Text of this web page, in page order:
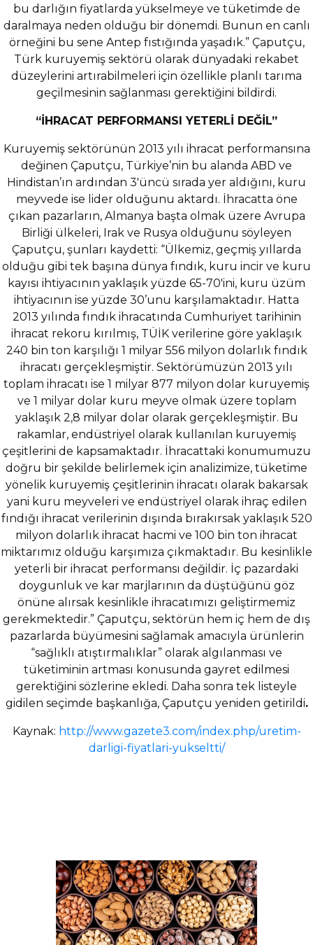
bu darlığın fiyatlarda yükselmeye ve tüketimde de
daralmaya neden olduğu bir dönemdi. Bunun en canlı
örneğini bu sene Antep fıstığında yaşadık.” Çaputçu,
Türk kuruyemiş sektörü olarak dünyadaki rekabet
düzeylerini artırabilmeleri için özellikle planlı tarıma
geçilmesinin sağlanması gerektiğini bildirdi.
“İHRACAT PERFORMANSI YETERLİ DEĞİL”
Kuruyemiş sektörünün 2013 yılı ihracat performansına
değinen Çaputçu, Türkiye’nin bu alanda ABD ve
Hindistan’ın ardından 3′üncü sırada yer aldığını, kuru
meyvede ise lider olduğunu aktardı. İhracatta öne
çıkan pazarların, Almanya başta olmak üzere Avrupa
Birliği ülkeleri, Irak ve Rusya olduğunu söyleyen
Çaputçu, şunları kaydetti: “Ülkemiz, geçmiş yıllarda
olduğu gibi tek başına dünya fındık, kuru incir ve kuru
kayısı ihtiyacının yaklaşık yüzde 65-70′ini, kuru üzüm
ihtiyacının ise yüzde 30’unu karşılamaktadır. Hatta
2013 yılında fındık ihracatında Cumhuriyet tarihinin
ihracat rekoru kırılmış, TÜİK verilerine göre yaklaşık
240 bin ton karşılığı 1 milyar 556 milyon dolarlık fındık
ihracatı gerçekleşmiştir. Sektörümüzün 2013 yılı
toplam ihracatı ise 1 milyar 877 milyon dolar kuruyemiş
ve 1 milyar dolar kuru meyve olmak üzere toplam
yaklaşık 2,8 milyar dolar olarak gerçekleşmiştir. Bu
rakamlar, endüstriyel olarak kullanılan kuruyemiş
çeşitlerini de kapsamaktadır. İhracattaki konumumuzu
doğru bir şekilde belirlemek için analizimize, tüketime
yönelik kuruyemiş çeşitlerinin ihracatı olarak bakarsak
yani kuru meyveleri ve endüstriyel olarak ihraç edilen
fındığı ihracat verilerinin dışında bırakırsak yaklaşık 520
milyon dolarlık ihracat hacmi ve 100 bin ton ihracat
miktarımız olduğu karşımıza çıkmaktadır. Bu kesinlikle
yeterli bir ihracat performansı değildir. İç pazardaki
doygunluk ve kar marjlarının da düştüğünü göz
önüne alırsak kesinlikle ihracatımızı geliştirmemiz
gerekmektedir.” Çaputçu, sektörün hem iç hem de dış
pazarlarda büyümesini sağlamak amacıyla ürünlerin
“sağlıklı atıştırmalıklar” olarak algılanması ve
tüketiminin artması konusunda gayret edilmesi
gerektiğini sözlerine ekledi. Daha sonra tek listeyle
gidilen seçimde başkanlığa, Çaputçu yeniden getirildi.
Kaynak: http://www.gazete3.com/index.php/uretim-
darligi-fiyatlari-yukseltti/